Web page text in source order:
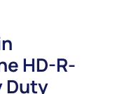
HD-R-
Duty